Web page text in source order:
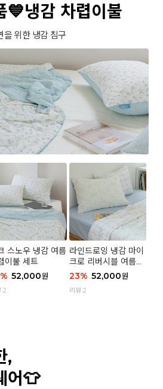
💙냉감 차렵이불
을 위한 냉감 침구
스노우 냉감 여름
이불 세트
% 52,000원
2
라인드로잉 냉감 마이
크로 리버시블 여름이
불 세트
23% 52,000원
리뷰 2
,
어👕